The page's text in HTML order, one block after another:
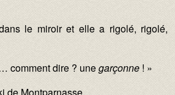
le miroir et elle a rigolé, rigolé,
comment dire ? unegarçonne ! »